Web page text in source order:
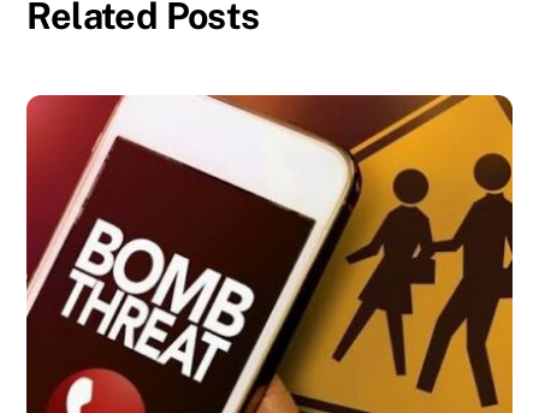
Related Posts